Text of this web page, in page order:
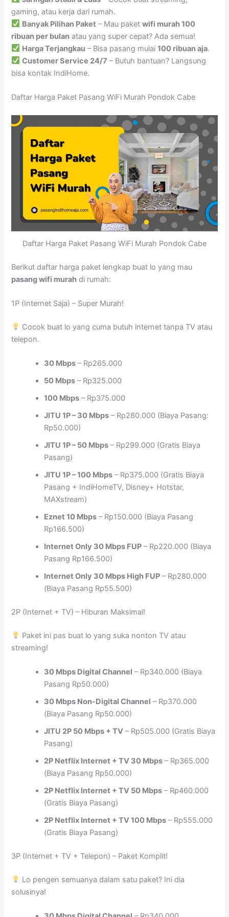
gaming, atau kerja dari rumah.
Banyak Pilihan Paket – Mau paketwifi murah 100
ribuan per bulan atau yang super cepat? Ada semua!
Harga Terjangkau – Bisa pasang mulai100 ribuan aja.
Customer Service 24/7 – Butuh bantuan? Langsung
bisa kontak IndiHome.
Daftar Harga Paket Pasang WiFi Murah Pondok Cabe
Daftar Harga Paket Pasang WiFi Murah Pondok Cabe
Berikut daftar harga paket lengkap buat lo yang mau
pasang wifi murah di rumah:
1P (Internet Saja) – Super Murah!
Cocok buat lo yang cuma butuh internet tanpa TV atau
telepon.
30 Mbps – Rp265.000
50 Mbps – Rp325.000
100 Mbps – Rp375.000
JITU 1P – 30 Mbps – Rp280.000 (Biaya Pasang:
Rp50.000)
JITU 1P – 50 Mbps – Rp299.000 (Gratis Biaya
Pasang)
JITU 1P – 100 Mbps – Rp375.000 (Gratis Biaya
Pasang + IndiHomeTV, Disney+ Hotstar,
MAXstream)
Eznet 10 Mbps – Rp150.000 (Biaya Pasang
Rp166.500)
Internet Only 30 Mbps FUP – Rp220.000 (Biaya
Pasang Rp166.500)
Internet Only 30 Mbps High FUP – Rp280.000
(Biaya Pasang Rp55.500)
2P (Internet + TV) – Hiburan Maksimal!
Paket ini pas buat lo yang suka nonton TV atau
streaming!
30 Mbps Digital Channel – Rp340.000 (Biaya
Pasang Rp50.000)
30 Mbps Non-Digital Channel – Rp370.000
(Biaya Pasang Rp50.000)
JITU 2P 50 Mbps + TV – Rp505.000 (Gratis Biaya
Pasang)
2P Netflix Internet + TV 30 Mbps – Rp365.000
(Biaya Pasang Rp50.000)
2P Netflix Internet + TV 50 Mbps – Rp460.000
(Gratis Biaya Pasang)
2P Netflix Internet + TV 100 Mbps – Rp555.000
(Gratis Biaya Pasang)
3P (Internet + TV + Telepon) – Paket Komplit!
Lo pengen semuanya dalam satu paket? Ini dia
solusinya!